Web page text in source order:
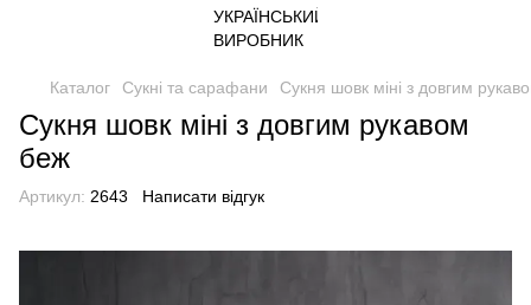
Каталог Сукні та сарафани Сукня шовк міні з довгим
Сукня шовк міні з довгим рукавом
беж
Артикул: 2643 Написати відгук